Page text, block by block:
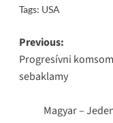
Tags: USA
Post
navigation
Previous:
Progresívni
sebaklamy
Magyar –